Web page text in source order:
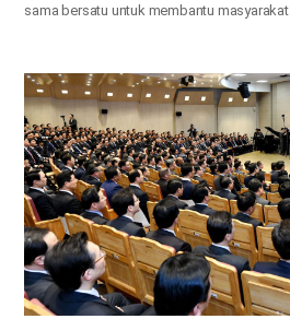
sama bersatu untuk membantu masyarakat.